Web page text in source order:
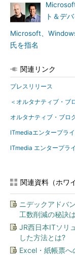
ト＆デ
Microsoft、
氏を指名
関連リンク
プレスリリース
＜オルタナティブ・
オルタナティブ・ブロ
ITmediaエンタープラ
ITmedia エンタープラ
関連資料（ホワ
ニデックアドバ
工数削減の秘訣
JR西日本ITソリ
した方法とは?
Excel・紙帳票へ